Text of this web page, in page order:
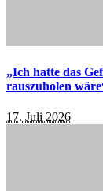
„Ich hatte das
rauszuholen
17. Juli 2026